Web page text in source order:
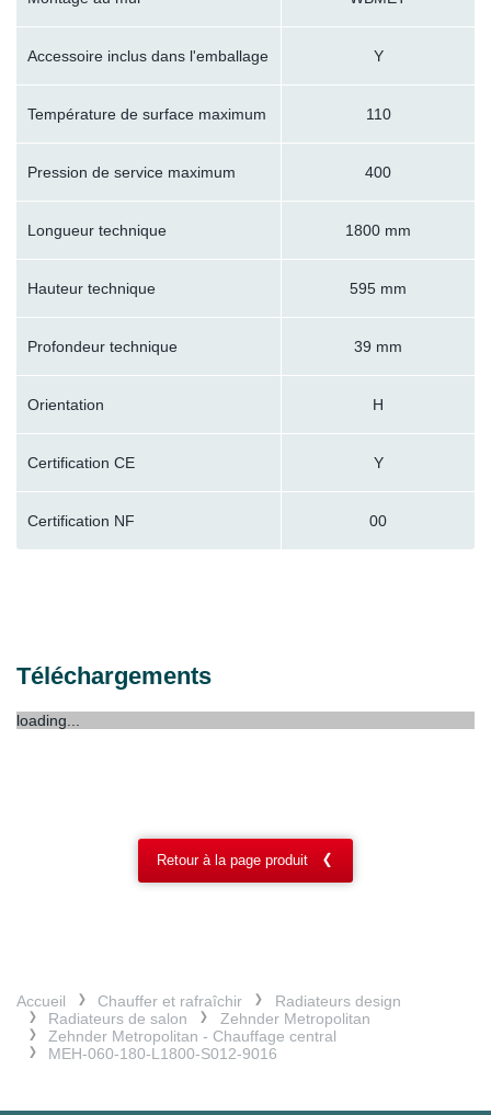
Accessoire inclus dans l'emballage Y
Température de surface maximum 110
Pression de service maximum 400
Longueur technique 1800 mm
Hauteur technique 595 mm
Profondeur technique 39 mm
Orientation H
Certification CE Y
Certification NF 00
Téléchargements
loading...
Retour à la page produit
Accueil Chauffer et rafraîchir
Radiateurs design
Radiateurs de salon
Zehnder Metropolitan
Zehnder Metropolitan - Chauffage central
MEH-060-180-L1800-S012-9016